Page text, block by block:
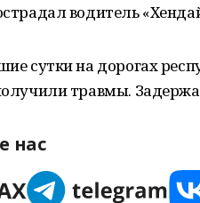
водитель
сутки на дорогах
травмы.
нас